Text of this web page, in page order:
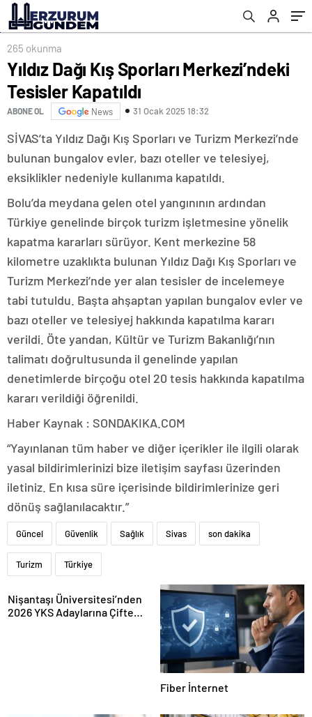
265 okunma
Yıldız Dağı Kış Sporları Merkezi’ndeki
Tesisler Kapatıldı
ABONE OL News 31 Ocak 2025 18:32
SİVAS’ta Yıldız Dağı Kış Sporları ve Turizm Merkezi’nde
bulunan bungalov evler, bazı oteller ve telesiyej,
eksiklikler nedeniyle kullanıma kapatıldı.
Bolu’da meydana gelen otel yangınının ardından
Türkiye genelinde birçok turizm işletmesine yönelik
kapatma kararları sürüyor. Kent merkezine 58
kilometre uzaklıkta bulunan Yıldız Dağı Kış Sporları ve
Turizm Merkezi’nde yer alan tesisler de incelemeye
tabi tutuldu. Başta ahşaptan yapılan bungalov evler ve
bazı oteller ve telesiyej hakkında kapatılma kararı
verildi. Öte yandan, Kültür ve Turizm Bakanlığı’nın
talimatı doğrultusunda il genelinde yapılan
denetimlerde birçoğu otel 20 tesis hakkında kapatılma
kararı verildiği öğrenildi.
Haber Kaynak : SONDAKIKA.COM
“Yayınlanan tüm haber ve diğer içerikler ile ilgili olarak
yasal bildirimlerinizi bize iletişim sayfası üzerinden
iletiniz. En kısa süre içerisinde bildirimlerinize geri
dönüş sağlanılacaktır.”
Güncel Güvenlik Sağlık Sivas son dakika
Turizm Türkiye
Nişantaşı Üniversitesi’nden
2026 YKS Adaylarına Çifte
Fiber İnternet